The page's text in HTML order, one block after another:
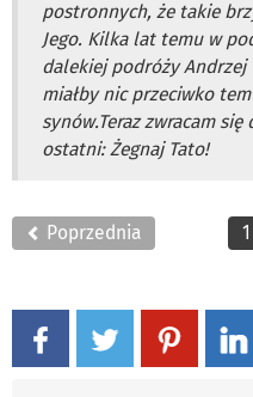
postronnych, że takie
Jego. Kilka lat temu w
dalekiej podróży Andrzej
miałby nic przeciwko
synów.Teraz zwracam
ostatni: Żegnaj Tato!
Poprzednia 1